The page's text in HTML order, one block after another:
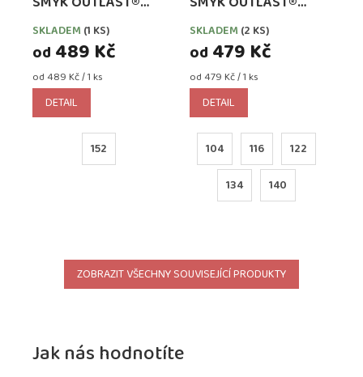
DLOUHÝ RUKÁV -
BORDÓ MELÍR
SKLADEM (1 KS)
od 489 Kč
Měrná
cena:
od 489 Kč / 1 ks
DETAIL
152
DLOUHÝ RUKÁV -
MEDOVÉ
SKLADEM (2 KS)
od 479 Kč
Měrná
cena:
od 479 Kč / 1 ks
DETAIL
104 116 122
134 140
ZOBRAZIT VŠECHNY SOUVISEJÍCÍ PRODUKTY
Jak nás hodnotíte